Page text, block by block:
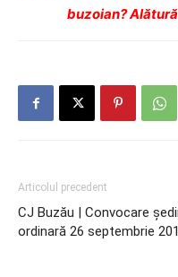
buzoian?
Articolul precedent
CJ Buzău | Convocare
ordinară 26 septembrie